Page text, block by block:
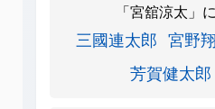
「宮舘涼太」
三國連太郎 宮野
芳賀健太郎